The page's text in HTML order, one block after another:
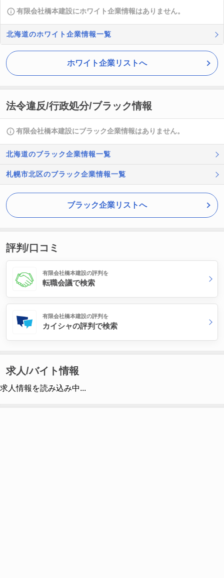
有限会社橋本建設にホワイト企業情報はありません。
北海道のホワイト企業情報一覧
ホワイト企業リストへ
法令違反/行政処分/ブラック情報
有限会社橋本建設にブラック企業情報はありません。
北海道のブラック企業情報一覧
札幌市北区のブラック企業情報一覧
ブラック企業リストへ
評判/口コミ
有限会社橋本建設の評判を
転職会議で検索
有限会社橋本建設の評判を
カイシャの評判で検索
求人/バイト情報
求人情報を読み込み中...